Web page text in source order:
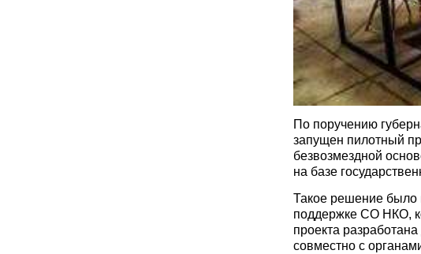
По поручению
запущен пилотный
безвозмездной
на базе
Такое решение было
поддержке СО НКО,
проекта
совместно с